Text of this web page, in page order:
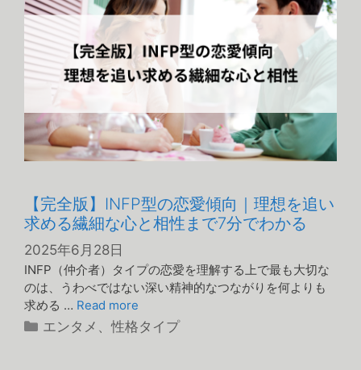
【完全版】INFP型の恋愛傾向｜理想を追い
求める繊細な心と相性まで7分でわかる
2025年6月28日
INFP（仲介者）タイプの恋愛を理解する上で最も大切な
のは、うわべではない深い精神的なつながりを何よりも
求める … Read more
カ
エンタメ 、性格タイプ